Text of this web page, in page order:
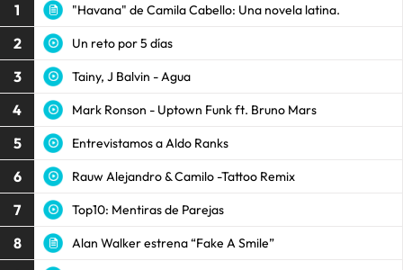
1 "Havana" de Camila Cabello: Una novela latina.
2 Un reto por 5 días
3 Tainy, J Balvin - Agua
4 Mark Ronson - Uptown Funk ft. Bruno Mars
5 Entrevistamos a Aldo Ranks
6 Rauw Alejandro & Camilo -Tattoo Remix
7 Top10: Mentiras de Parejas
8 Alan Walker estrena “Fake A Smile”